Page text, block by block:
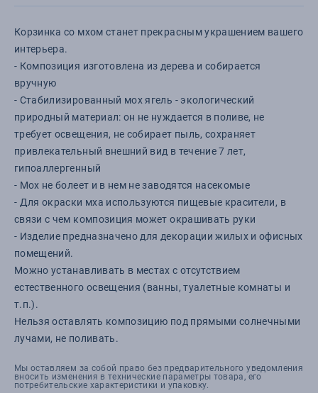
Корзинка со мхом станет прекрасным украшением вашего
интерьера.
- Композиция изготовлена из дерева и собирается
вручную
- Стабилизированный мох ягель - экологический
природный материал: он не нуждается в поливе, не
требует освещения, не собирает пыль, сохраняет
привлекательный внешний вид в течение 7 лет,
гипоаллергенный
- Мох не болеет и в нем не заводятся насекомые
- Для окраски мха используются пищевые красители, в
связи с чем композиция может окрашивать руки
- Изделие предназначено для декорации жилых и офисных
помещений.
Можно устанавливать в местах с отсутствием
естественного освещения (ванны, туалетные комнаты и
т.п.).
Нельзя оставлять композицию под прямыми солнечными
лучами, не поливать.
Мы оставляем за собой право без предварительного уведомления
вносить изменения в технические параметры товара, его
потребительские характеристики и упаковку.